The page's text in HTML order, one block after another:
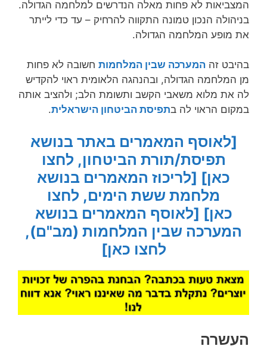
המצביאות לא פחות מאלה הנדרשים למלחמה הגדולה.
בניהולה הנכון טמונה התקווה להרחיק – עד כדי לייתר
את מופע המלחמה הגדולה.
בהיבט זה המערכה שבין המלחמות חשובה לא פחות
מן המלחמה הגדולה, ובהנהגה הלאומית ראוי להקדיש
לה את מלוא משאבי הקשב ותשומת הלב; ולהציב אותה
במקום הראוי לה בתפיסת הביטחון הישראלית.
[לאוסף המאמרים באתר בנושא
תפיסת/תורת הביטחון, לחצו
כאן] [לריכוז המאמרים בנושא
מלחמת ששת הימים, לחצו
כאן] [לאוסף המאמרים בנושא
המערכה שבין המלחמות (מב"ם),
לחצו כאן]
העשרה